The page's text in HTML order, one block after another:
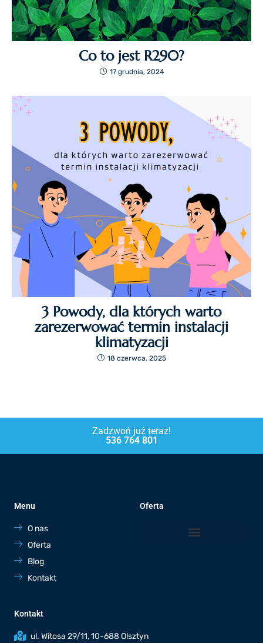
Co to jest R290?
17 grudnia, 2024
3 Powody, dla których warto
zarezerwować termin instalacji
klimatyzacji
18 czerwca, 2025
Zadzwoń już teraz!
536 764 801
Menu
O nas
Oferta
Blog
Kontakt
Oferta
Kontakt
ul. Witosa 29/11, 10-688 Olsztyn